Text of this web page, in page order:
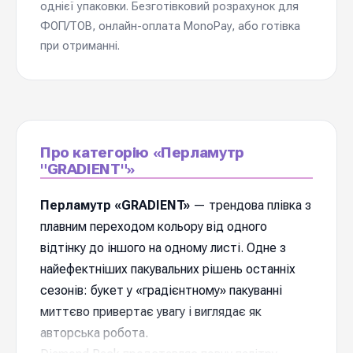
однієї упаковки. Безготівковий розрахунок для
ФОП/ТОВ, онлайн-оплата MonoPay, або готівка
при отриманні.
Про категорію «Перламутр
"GRADIENT"»
Перламутр «GRADIENT» — трендова плівка з
плавним переходом кольору від одного
відтінку до іншого на одному листі. Одне з
найефектніших пакувальних рішень останніх
сезонів: букет у «градієнтному» пакуванні
миттєво привертає увагу і виглядає як
авторська робота.